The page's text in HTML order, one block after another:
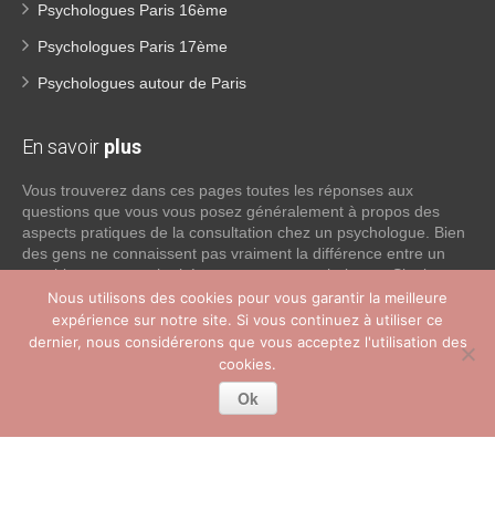
Psychologues Paris 16ème
Psychologues Paris 17ème
Psychologues autour de Paris
En savoir plus
Vous trouverez dans ces pages toutes les réponses aux
questions que vous vous posez généralement à propos des
aspects pratiques de la consultation chez un psychologue. Bien
des gens ne connaissent pas vraiment la différence entre un
psychiatre, un psychothérapeute et un psychologue. Si tel est
votre cas, voici quelques définitions qui devraient clarifier les
choses, n’hésitez pas à nous contacter:
Lire la suite
Nous utilisons des cookies pour vous garantir la meilleure
expérience sur notre site. Si vous continuez à utiliser ce
dernier, nous considérerons que vous acceptez l'utilisation des
cookies.
Ok